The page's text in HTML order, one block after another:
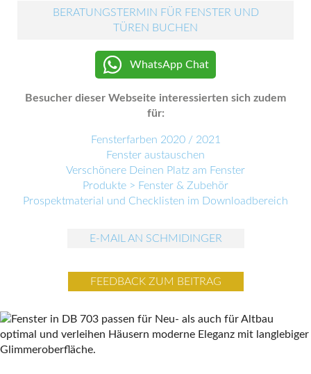
BERATUNGSTERMIN FÜR FENSTER UND
TÜREN BUCHEN
WhatsApp Chat
Besucher dieser Webseite interessierten sich zudem
für:
Fensterfarben 2020 / 2021
Fenster austauschen
Verschönere Deinen Platz am Fenster
Produkte > Fenster & Zubehör
Prospektmaterial und Checklisten im Downloadbereich
E-MAIL AN SCHMIDINGER
FEEDBACK ZUM BEITRAG